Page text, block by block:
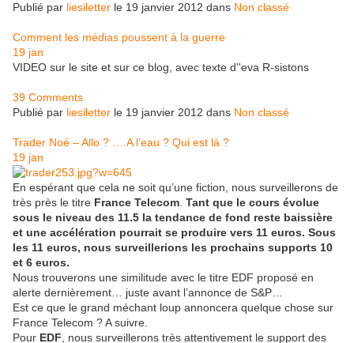
Publié par liesiletter le 19 janvier 2012 dans Non classé
Comment les médias poussent à la guerre
19 jan
VIDEO sur le site et sur ce blog, avec texte d''eva R-sistons
39 Comments
Publié par liesiletter le 19 janvier 2012 dans Non classé
Trader Noé – Allo ? ….A l’eau ? Qui est là ?
19 jan
En espérant que cela ne soit qu’une fiction, nous surveillerons de
très près le titre France Telecom. Tant que le cours évolue
sous le niveau des 11.5 la tendance de fond reste baissière
et une accélération pourrait se produire vers 11 euros. Sous
les 11 euros, nous surveillerions les prochains supports 10
et 6 euros.
Nous trouverons une similitude avec le titre EDF proposé en
alerte dernièrement… juste avant l’annonce de S&P…
Est ce que le grand méchant loup annoncera quelque chose sur
France Telecom ? A suivre.
Pour EDF, nous surveillerons très attentivement le support des